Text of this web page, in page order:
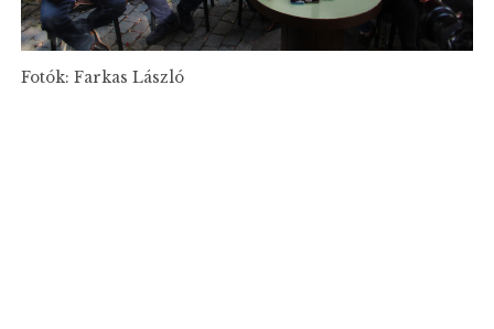
Fotók: Farkas László